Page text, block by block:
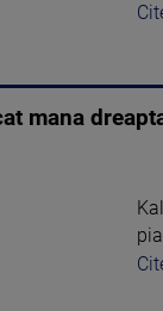
mana